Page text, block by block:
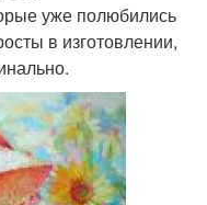
Пугала на поведение
уже полюбились
в изготовлении,